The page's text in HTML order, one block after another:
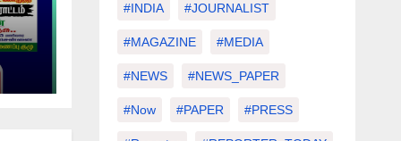
!
#INDIA #JOURNALIST
#MAGAZINE #MEDIA
#NEWS #NEWS_PAPER
#Now #PAPER #PRESS